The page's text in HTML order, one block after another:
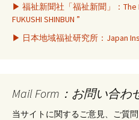
▶ 福祉新聞社「福祉新聞」：The
FUKUSHI SHINBUN ”
▶ 日本地域福祉研究所：Japan
Mail Form：お問い合わ
当サイトに関するご意見、ご質